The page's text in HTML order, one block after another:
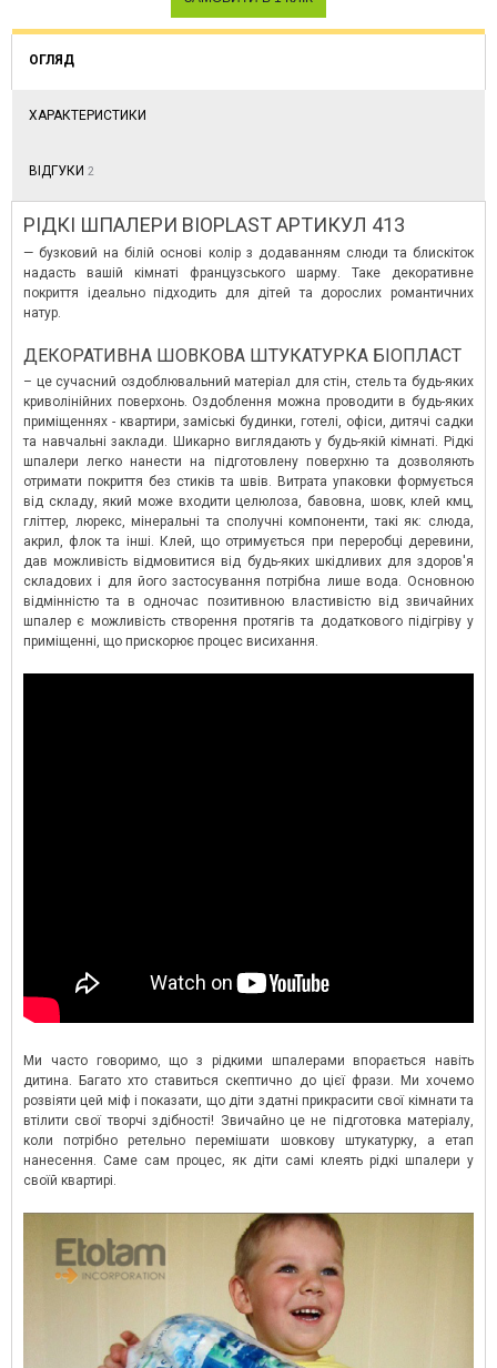
ОГЛЯД
ХАРАКТЕРИСТИКИ
ВІДГУКИ 2
РІДКІ ШПАЛЕРИ BIOPLAST АРТИКУЛ 413
— бузковий на білій основі колір з додаванням слюди та блискіток
надасть вашій кімнаті французського шарму. Таке декоративне
покриття ідеально підходить для дітей та дорослих романтичних
натур.
ДЕКОРАТИВНА ШОВКОВА ШТУКАТУРКА БІОПЛАСТ
– це сучасний оздоблювальний матеріал для стін, стель та будь-яких
криволінійних поверхонь. Оздоблення можна проводити в будь-яких
приміщеннях - квартири, заміські будинки, готелі, офіси, дитячі садки
та навчальні заклади. Шикарно виглядають у будь-якій кімнаті. Рідкі
шпалери легко нанести на підготовлену поверхню та дозволяють
отримати покриття без стиків та швів. Витрата упаковки формується
від складу, який може входити целюлоза, бавовна, шовк, клей кмц,
гліттер, люрекс, мінеральні та сполучні компоненти, такі як: слюда,
акрил, флок та інші. Клей, що отримується при переробці деревини,
дав можливість відмовитися від будь-яких шкідливих для здоров'я
складових і для його застосування потрібна лише вода. Основною
відмінністю та в одночас позитивною властивістю від звичайних
шпалер є можливість створення протягів та додаткового підігріву у
приміщенні, що прискорює процес висихання.
Ми часто говоримо, що з рідкими шпалерами впорається навіть
дитина. Багато хто ставиться скептично до цієї фрази. Ми хочемо
розвіяти цей міф і показати, що діти здатні прикрасити свої кімнати та
втілити свої творчі здібності! Звичайно це не підготовка матеріалу,
коли потрібно ретельно перемішати шовкову штукатурку, а етап
нанесення. Саме сам процес, як діти самі клеять рідкі шпалери у
своїй квартирі.